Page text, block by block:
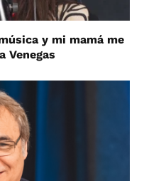
y mi mamá me
Venegas